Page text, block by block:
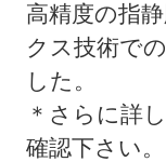
高精度の指
クス技術で
した。
＊さらに詳
確認下さい。